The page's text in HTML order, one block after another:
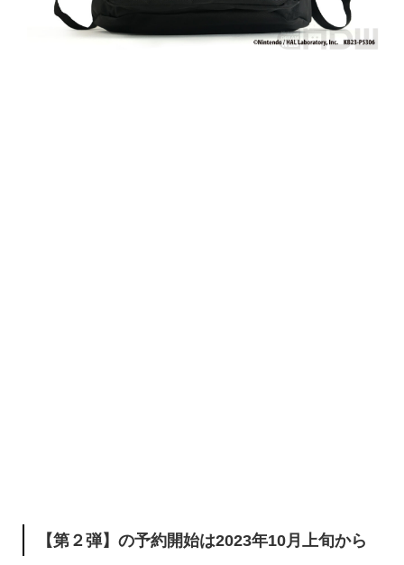
【第２弾】の予約開始は2023年10月上旬から